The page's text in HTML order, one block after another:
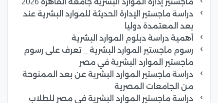
دراسة ماجستير الإدارة الحديثة للموارد البشرية عند
بعد المعتمدة دوليا
أهمية دراسة دبلوم الموارد البشرية
رسوم ماجستير الموارد البشرية _ تعرف على رسوم
ماجستير الموارد البشرية في مصر
دراسة ماجستير الموارد البشرية عن بعد الممنوحة
من الجامعات المصرية
دراسة ماجستير الموارد البشرية في مصر للطلاب